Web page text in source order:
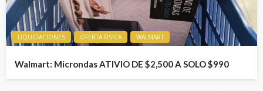
LIQUIDACIONES OFERTA FISICA WALMART
Walmart: Microndas ATIVIO DE $2,500 A SOLO $990